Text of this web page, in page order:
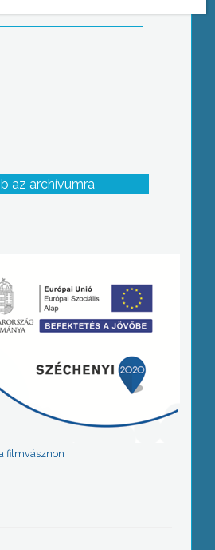
az archívumra
filmvásznon